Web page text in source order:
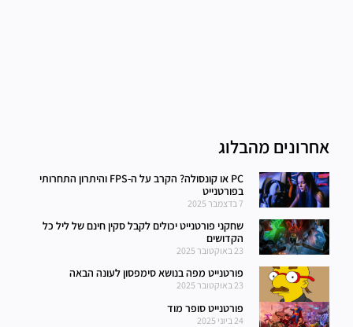
אחרונים מהבלוג
PC או קונסולה? הקרב על ה-FPS והיתרון התחרותי
בפורטנייט
7 בדצמבר 2025
שחקני פורטנייט יכולים לקבל סקין חינם של ליל כל
הקדושים
23 באוקטובר 2025
פורטנייט מפה בנושא סימפסון לעונה הבאה
23 באוקטובר 2025
פורטנייט סופר מוד
24 ביוני 2025